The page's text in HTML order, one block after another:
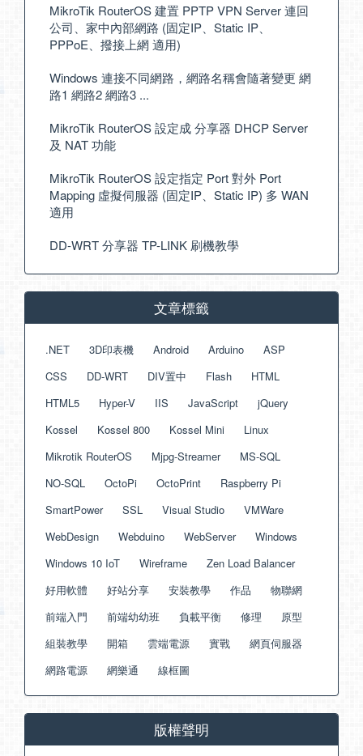
MikroTik RouterOS 建置 PPTP VPN Server 連回
公司、家中內部網路 (固定IP、Static IP、
PPPoE、撥接上網 適用)
Windows 連接不同網路，網路名稱會隨著變更 網
路1 網路2 網路3 ...
MikroTik RouterOS 設定成 分享器 DHCP Server
及 NAT 功能
MikroTik RouterOS 設定指定 Port 對外 Port
Mapping 虛擬伺服器 (固定IP、Static IP) 多 WAN
適用
DD-WRT 分享器 TP-LINK 刷機教學
文章標籤
.NET 3D印表機 Android Arduino
ASP
CSS
DD-WRT DIV置中 Flash
HTML
HTML5
Hyper-V IIS JavaScript
jQuery
Kossel
Kossel 800 Kossel Mini
Linux
Mikrotik RouterOS
Mjpg-Streamer
MS-SQL
NO-SQL
OctoPi OctoPrint
Raspberry Pi
SmartPower
SSL Visual Studio
VMWare
WebDesign
Webduino WebServer
Windows
Windows 10 IoT
Wireframe
Zen Load Balancer
好用軟體
好站分享 安裝教學 作品
物聯網
前端入門
前端幼幼班 負載平衡 修理
原型
組裝教學
開箱 雲端電源 實戰
網頁伺服器
網路電源
網樂通 線框圖
版權聲明